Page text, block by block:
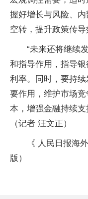
握好增长与风险、
空转，提升政策传导
“未来还将继续
和指导作用，指导
利率。同时，要持
要作用，维护市场
本，增强金融持续支
（记者 汪文正）
《 人民日报海
版）